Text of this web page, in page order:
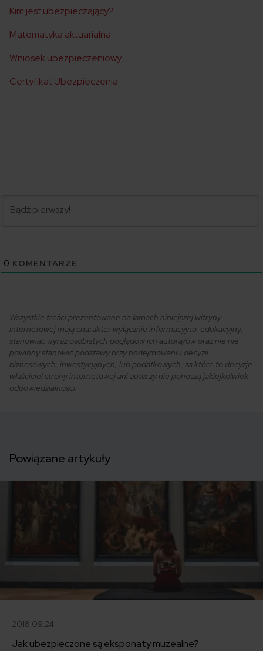
Kim jest ubezpieczający?
Matematyka aktuarialna
Wniosek ubezpieczeniowy
Certyfikat Ubezpieczenia
0 KOMENTARZE
Wszystkie treści prezentowane na łamach niniejszej witryny
internetowej mają charakter wyłącznie informacyjno-edukacyjny,
stanowiąc wyraz osobistych poglądów ich autora/ów oraz nie nie
powinny stanowić podstawy przy podejmowaniu decyzji
biznesowych, inwestycyjnych, lub podatkowych, za które to decyzje
właściciel strony internetowej ani autorzy nie ponoszą jakiejkolwiek
odpowiedzialności.
Powiązane artykuły
2018.09.24
Jak ubezpieczone są eksponaty muzealne?